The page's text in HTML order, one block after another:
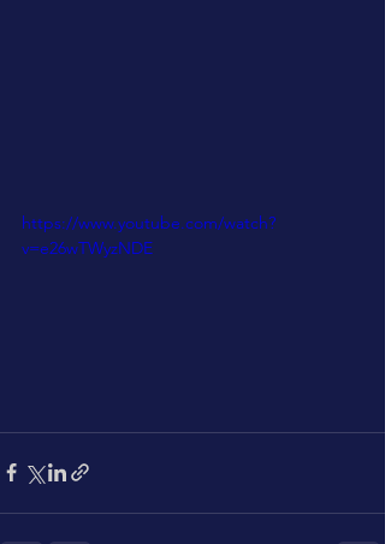
https://www.youtube.com/watch?
v=e26wTWyzNDE